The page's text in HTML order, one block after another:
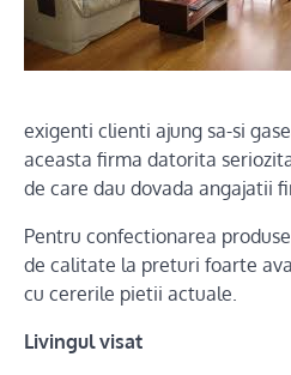
exigenti clienti ajung sa-si
aceasta firma datorita
de care dau dovada angajatii
Pentru confectionarea
de calitate la preturi foarte
cu cererile pietii actuale.
Livingul visat